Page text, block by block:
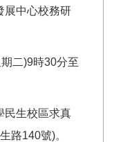
展中心校務研
二)9時30分至
民生校區求真
路140號)。